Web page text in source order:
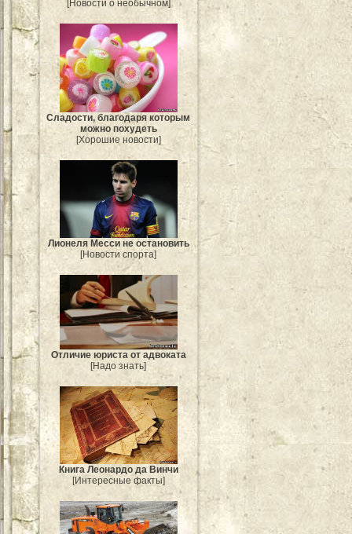
[Новости о необычном]
Сладости, благодаря которым
можно похудеть
[Хорошие новости]
Лионеля Месси не остановить
[Новости спорта]
Отличие юриста от адвоката
[Надо знать]
Книга Леонардо да Винчи
[Интересные факты]